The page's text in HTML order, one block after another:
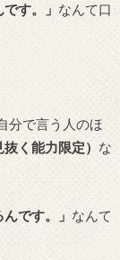
す。」 なんて口
分で言う人のほ
く能力限定） な
です。」 なんて